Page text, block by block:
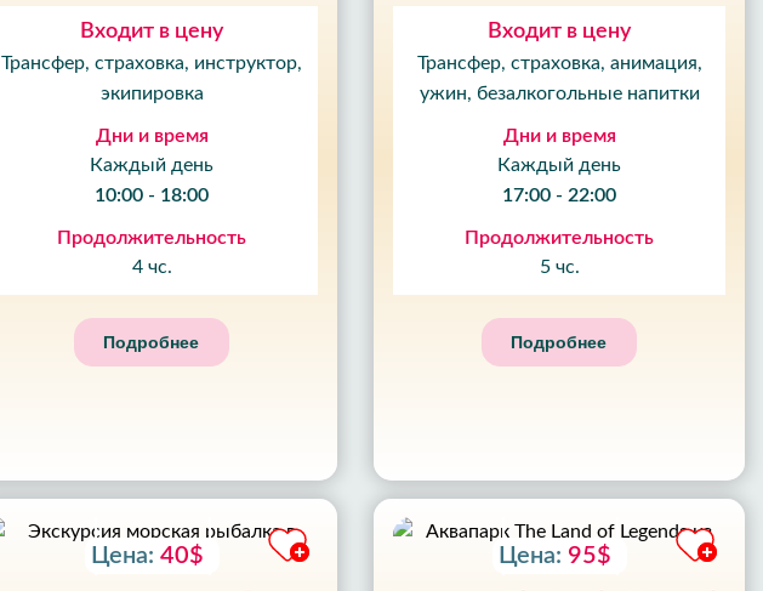
Входит в цену
Трансфер, страховка, инструктор,
экипировка
Дни и время
Каждый день
10:00 - 18:00
Продолжительность
4 чс.
Подробнее
Входит в цену
Трансфер, страховка, анимация,
ужин, безалкогольные напитки
Дни и время
Каждый день
17:00 - 22:00
Продолжительность
5 чс.
Подробнее
Цена: 40$
Цена: 95$